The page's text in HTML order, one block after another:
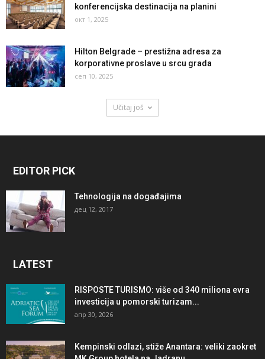
konferencijska destinacija na planini
окт 1, 2025
Hilton Belgrade – prestižna adresa za
korporativne proslave u srcu grada
сеп 10, 2025
Učitaj još
EDITOR PICK
Tehnologija na događajima
дец 12, 2017
LATEST
RISPOSTE TURISMO: više od 340 miliona evra
investicija u pomorski turizam...
апр 30, 2026
Kempinski odlazi, stiže Anantara: veliki zaokret